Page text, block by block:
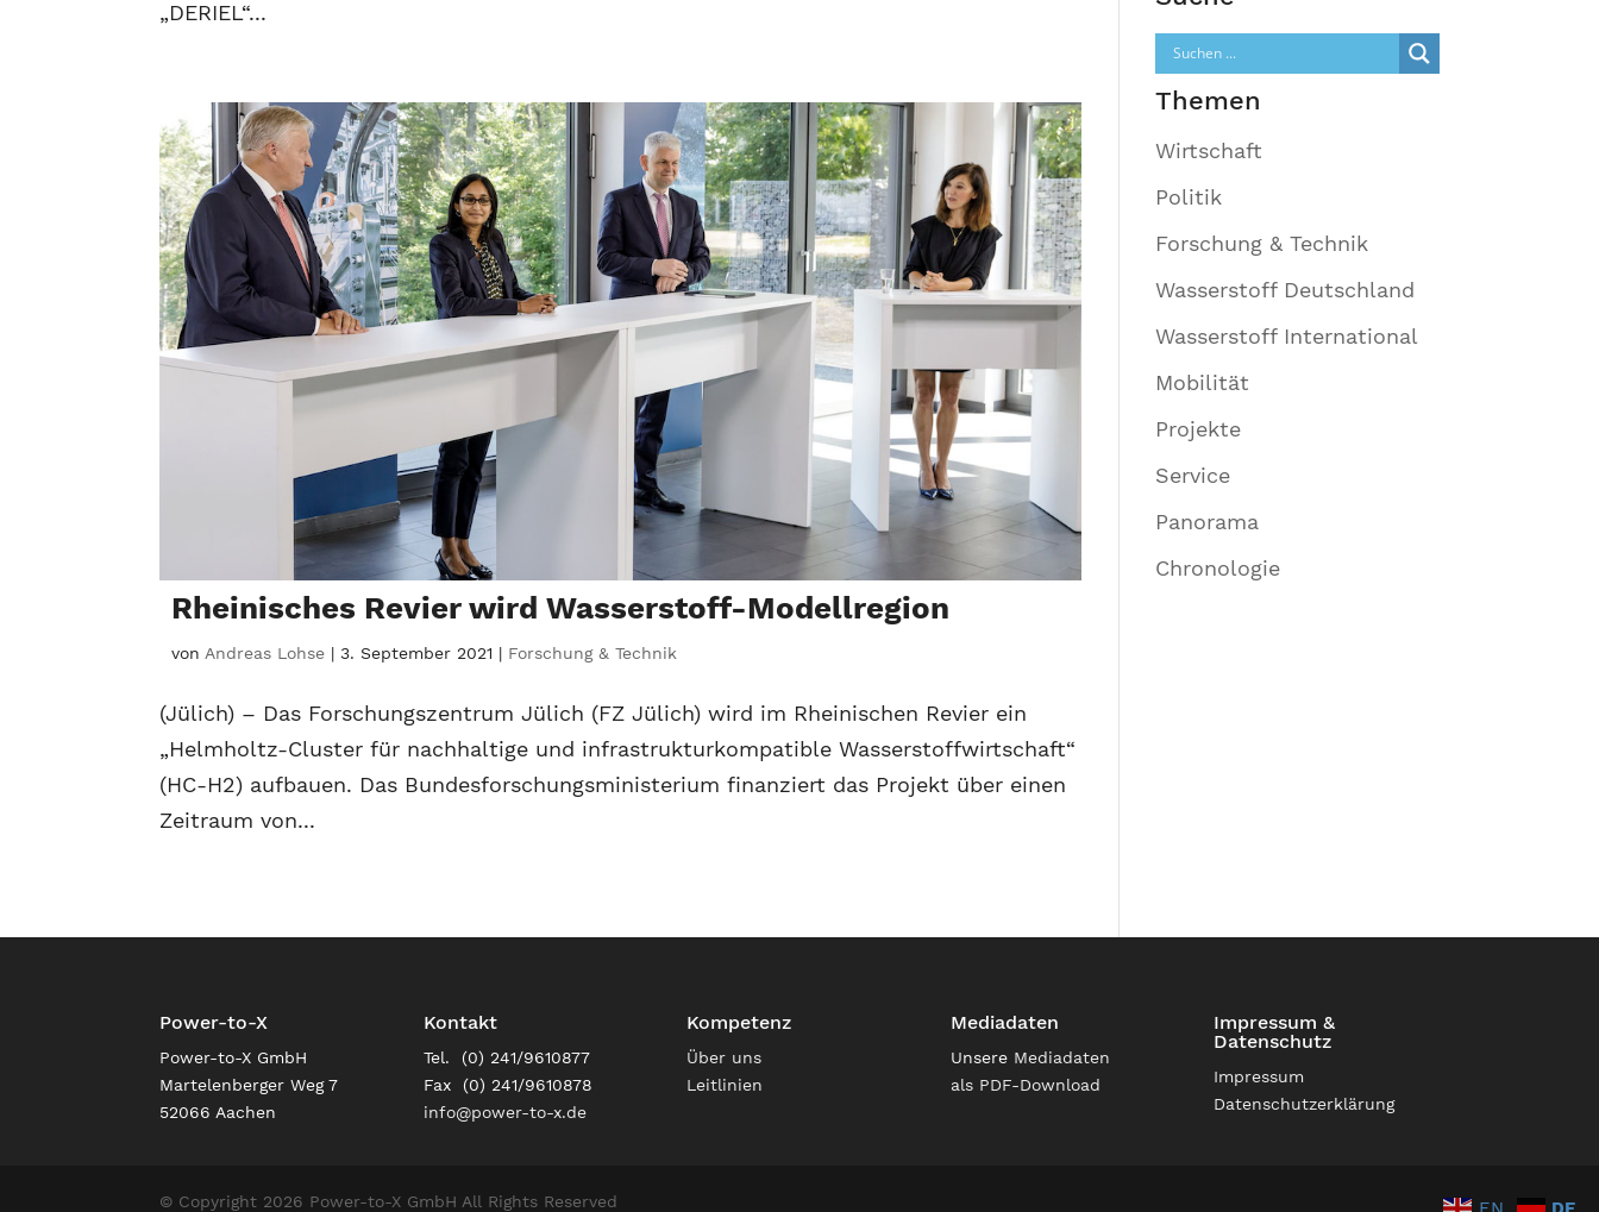
„DERIEL“...
Rheinisches Revier wird Wasserstoff-Modellregion
von Andreas Lohse |3. September 2021 | Forschung & Technik
(Jülich) – Das Forschungszentrum Jülich (FZ Jülich) wird im Rheinischen Revier ein
„Helmholtz-Cluster für nachhaltige und infrastrukturkompatible Wasserstoffwirtschaft“
(HC-H2) aufbauen. Das Bundesforschungsministerium finanziert das Projekt über einen
Zeitraum von...
Themen
Wirtschaft
Politik
Forschung & Technik
Wasserstoff Deutschland
Wasserstoff International
Mobilität
Projekte
Service
Panorama
Chronologie
Power-to-X
Power-to-X GmbH
Martelenberger Weg 7
52066 Aachen
Kontakt
Tel. (0) 241/9610877
Fax (0) 241/9610878
info@power-to-x.de
Kompetenz
Über uns
Leitlinien
Mediadaten
Unsere Mediadaten
als PDF-Download
Impressum &
Datenschutz
Impressum
Datenschutzerklärung
© Copyright 2026 Power-to-X GmbH All Rights Reserved